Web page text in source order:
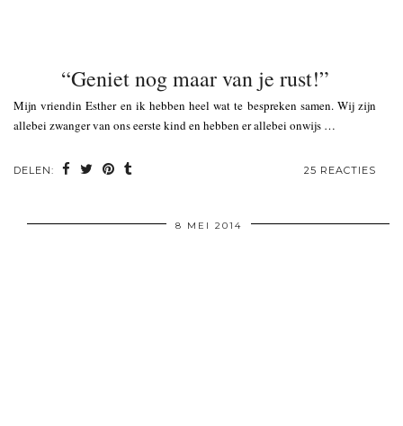
“Geniet nog maar van je rust!”
Mijn vriendin Esther en ik hebben heel wat te bespreken samen. Wij zijn
allebei zwanger van ons eerste kind en hebben er allebei onwijs …
DELEN: 25 REACTIES
8 MEI 2014